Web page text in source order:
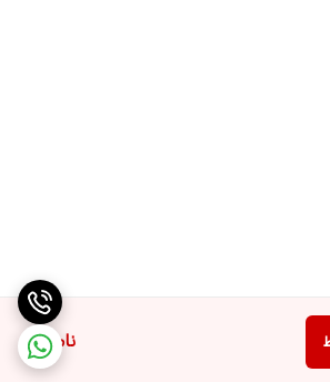
ناموجود